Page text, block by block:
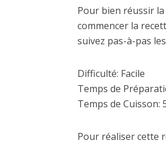
Pour bien réussir
commencer la
suivez pas-à-pas
Difficulté: Facile
Temps de
Temps de Cuisson:
Pour réaliser cette